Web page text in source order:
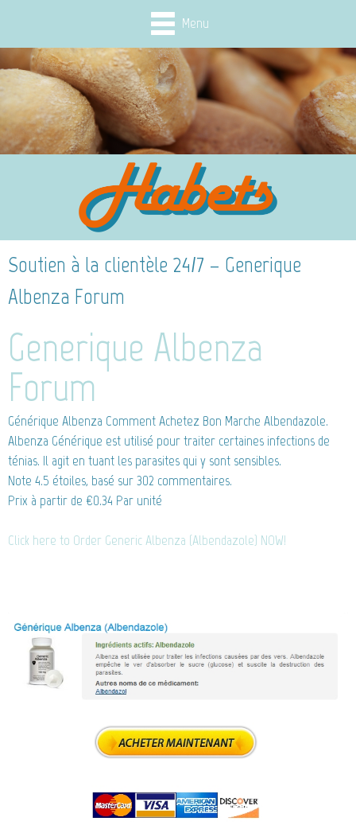
Menu
Soutien à la clientèle 24/7 – Generique
Albenza Forum
Generique Albenza
Forum
Générique Albenza Comment Achetez Bon Marche Albendazole.
Albenza Générique est utilisé pour traiter certaines infections de
ténias. Il agit en tuant les parasites qui y sont sensibles.
Note 4.5 étoiles, basé sur302 commentaires.
Prix à partir de €0.34 Par unité
Click here to Order Generic Albenza (Albendazole) NOW!